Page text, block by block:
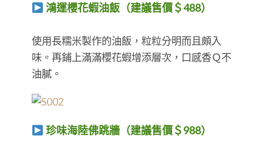
鴻運櫻花蝦油飯（建議售價＄488）
使用長糯米製作的油飯，粒粒分明而且頗入
味。再鋪上滿滿櫻花蝦增添層次，口感香Ｑ不
油膩。
珍味海陸佛跳牆（建議售價＄988）